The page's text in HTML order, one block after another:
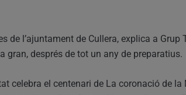
de l’ajuntament de Cullera, explica a Grup
gran, després de tot un any de preparatius.
celebra el centenari de La coronació de la